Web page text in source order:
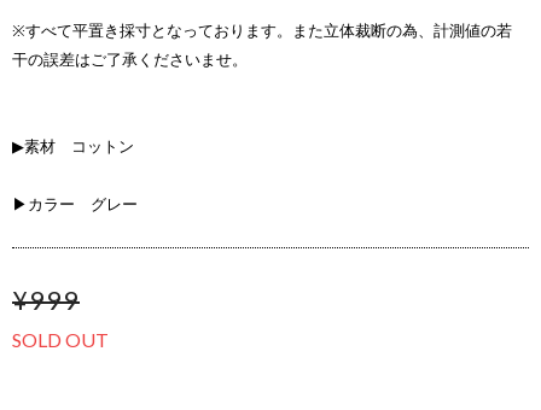
※すべて平置き採寸となっております。また立体裁断の為、計測値の若
干の誤差はご了承くださいませ。
▶素材 コットン
▶カラー グレー
¥999
SOLD OUT